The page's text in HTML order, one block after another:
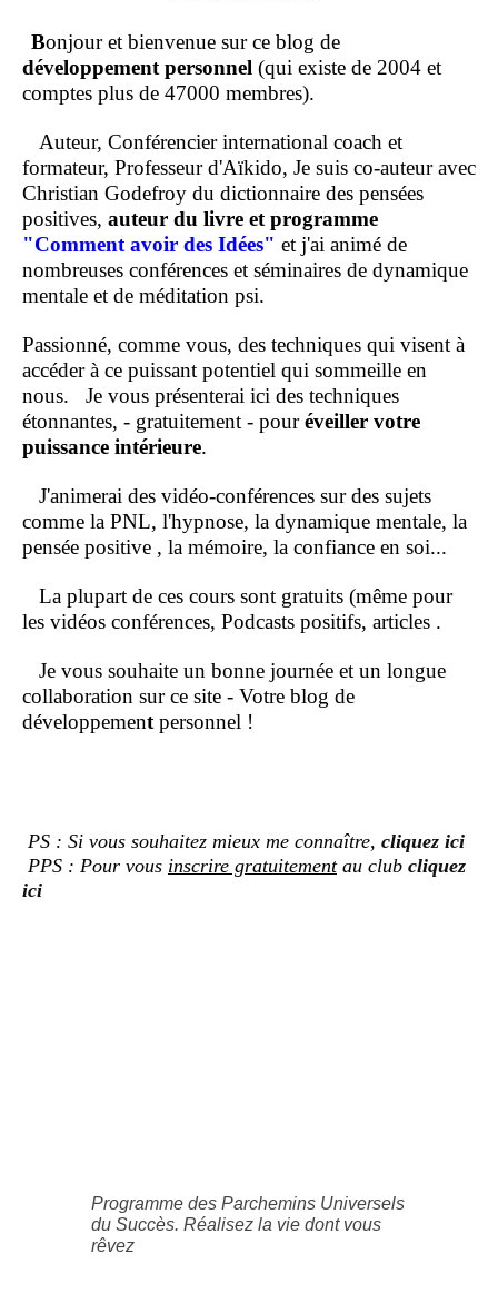
Bonjour et bienvenue sur ce blog de
développement personnel (qui existe de 2004 et
comptes plus de 47000 membres).
Auteur, Conférencier international coach et
formateur, Professeur d'Aïkido, Je suis co-auteur avec
Christian Godefroy du dictionnaire des pensées
positives, auteur du livre et programme
"Comment avoir des Idées" et j'ai animé de
nombreuses conférences et séminaires de dynamique
mentale et de méditation psi.
Passionné, comme vous, des techniques qui visent à
accéder à ce puissant potentiel qui sommeille en
nous. Je vous présenterai ici des techniques
étonnantes, - gratuitement - pouréveiller votre
puissance intérieure.
J'animerai des vidéo-conférences sur des sujets
comme la PNL, l'hypnose, la dynamique mentale, la
pensée positive , la mémoire, la confiance en soi...
La plupart de ces cours sont gratuits (même pour
les vidéos conférences, Podcasts positifs, articles .
Je vous souhaite un bonne journée et un longue
collaboration sur ce site - Votre blog de
développement personnel !
PS : Si vous souhaitez mieux me connaître, cliquez ici
PPS : Pour vous inscrire gratuitementau club cliquez
ici
Programme des Parchemins Universels
du Succès. Réalisez la vie dont vous
rêvez